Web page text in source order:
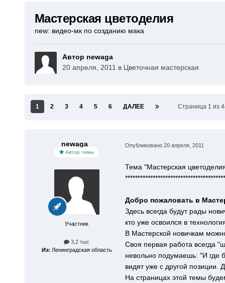
Мастерская цветоделия
new: видео-мк по созданию мака
Автор newaga
20 апреля, 2011 в Цветочная мастерская
1 2 3 4 5 6 ДАЛЕЕ Страница 1 из
newaga
Автор темы
Участник
3,2 тыс
Из: Ленинградская область
Опубликовано 20 апреля, 2011
Тема "Мастерская
Добро пожаловать в
Здесь всегда будут рады
кто уже освоился в
В Мастерской новичкам
Своя первая работа всегда
невольно подумаешь: "И где
видят уже с другой
На страницах этой темы